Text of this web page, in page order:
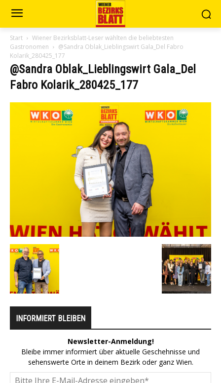
Start
Wiener Bezirksblatt-Leser wählten die beliebtesten
Gastronomen
@Sandra Oblak_Lieblingswirt Gala_Del Fabro
Kolarik_280425_177
@Sandra Oblak_Lieblingswirt Gala_Del
Fabro Kolarik_280425_177
INFORMIERT BLEIBEN
Newsletter-Anmeldung!
Bleibe immer informiert über aktuelle Geschehnisse und
sehenswerte Orte in deinem Bezirk oder ganz Wien.